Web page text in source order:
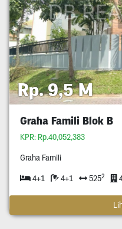
Rp. 9,5 M
Graha Famili Blok B
KPR: Rp.40,052,383
Graha Famili
4+1 4+1 5252